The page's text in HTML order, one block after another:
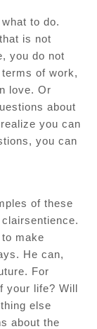
to do.
is not
you do not
of work,
love. Or
about
you can
you can
of these
make
He can,
For
your life? Will
else
about the